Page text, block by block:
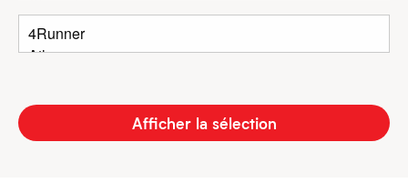
Afficher la sélection